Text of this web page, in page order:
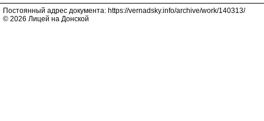
Постоянный адрес документа: https://vernadsky.info/archive/work/140313/
© 2026 Лицей на Донской